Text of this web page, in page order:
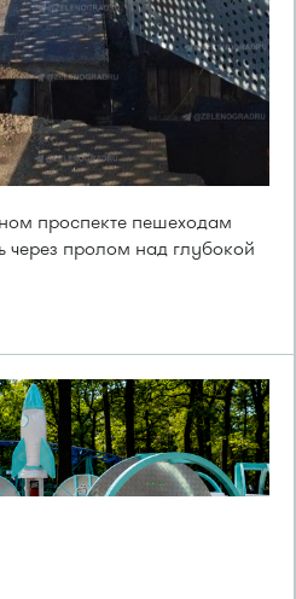
проспекте пешеходам
через пролом над глубокой